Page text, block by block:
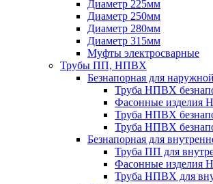
Диаметр 225мм
Диаметр 250мм
Диаметр 280мм
Диаметр 315мм
Муфты электросварные
Трубы ПП, НПВХ
Безнапорная для
Труба НПВХ
Фасонные изделия
Труба НПВХ
Труба НПВХ
Безнапорная для
Труба ПП для
Фасонные изделия
Труба НПВХ для